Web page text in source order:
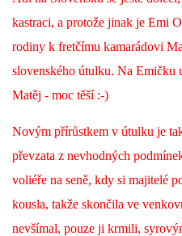
kastraci, a protože jinak je Emi
rodiny k fretčímu kamarádovi
slovenského útulku. Na Emičku
Matěj - moc těší :-)
Novým přírůstkem v útulku je
převzata z nevhodných
voliéře na seně, kdy si majitelé
kousla, takže skončila ve
nevšímal, pouze ji krmili,